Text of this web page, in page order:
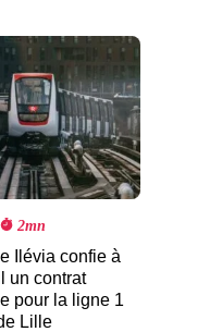
2mn
Ilévia confie à
un contrat
pour la ligne 1
Lille